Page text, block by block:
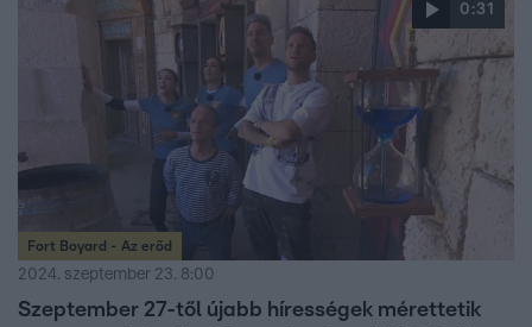
0:31
Fort Boyard - Az erőd
2024. szeptember 23. 8:00
Szeptember 27-től újabb hírességek mérettetik